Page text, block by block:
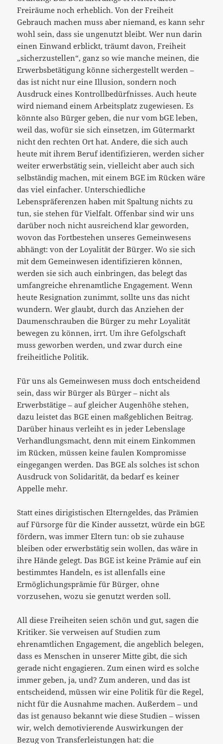
Freiräume noch erheblich. Von der Freiheit
Gebrauch machen muss aber niemand, es kann sehr
wohl sein, dass sie ungenutzt bleibt. Wer nun darin
einen Einwand erblickt, träumt davon, Freiheit
„sicherzustellen“, ganz so wie manche meinen, die
Erwerbsbetätigung könne sichergestellt werden –
das ist nicht nur eine Illusion, sondern noch
Ausdruck eines Kontrollbedürfnisses. Auch heute
wird niemand einem Arbeitsplatz zugewiesen. Es
könnte also Bürger geben, die nur vom bGE leben,
weil das, wofür sie sich einsetzen, im Gütermarkt
nicht den rechten Ort hat. Andere, die sich auch
heute mit ihrem Beruf identifizieren, werden sicher
weiter erwerbstätig sein, vielleicht aber auch sich
selbständig machen, mit einem BGE im Rücken wäre
das viel einfacher. Unterschiedliche
Lebenspräferenzen haben mit Spaltung nichts zu
tun, sie stehen für Vielfalt. Offenbar sind wir uns
darüber noch nicht ausreichend klar geworden,
wovon das Fortbestehen unseres Gemeinwesens
abhängt: von der Loyalität der Bürger. Wo sie sich
mit dem Gemeinwesen identifizieren können,
werden sie sich auch einbringen, das belegt das
umfangreiche ehrenamtliche Engagement. Wenn
heute Resignation zunimmt, sollte uns das nicht
wundern. Wer glaubt, durch das Anziehen der
Daumenschrauben die Bürger zu mehr Loyalität
bewegen zu können, irrt. Um ihre Gefolgschaft
muss geworben werden, und zwar durch eine
freiheitliche Politik.
Für uns als Gemeinwesen muss doch entscheidend
sein, dass wir Bürger als Bürger – nicht als
Erwerbstätige – auf gleicher Augenhöhe stehen,
dazu leistet das BGE einen maßgeblichen Beitrag.
Darüber hinaus verleiht es in jeder Lebenslage
Verhandlungsmacht, denn mit einem Einkommen
im Rücken, müssen keine faulen Kompromisse
eingegangen werden. Das BGE als solches ist schon
Ausdruck von Solidarität, da bedarf es keiner
Appelle mehr.
Statt eines dirigistischen Elterngeldes, das Prämien
auf Fürsorge für die Kinder aussetzt, würde ein bGE
fördern, was immer Eltern tun: ob sie zuhause
bleiben oder erwerbstätig sein wollen, das wäre in
ihre Hände gelegt. Das BGE ist keine Prämie auf ein
bestimmtes Handeln, es ist allenfalls eine
Ermöglichungsprämie für Bürger, ohne
vorzusehen, wozu sie genutzt werden soll.
All diese Freiheiten seien schön und gut, sagen die
Kritiker. Sie verweisen auf Studien zum
ehrenamtlichen Engagement, die angeblich belegen,
dass es Menschen in unserer Mitte gibt, die sich
gerade nicht engagieren. Zum einen wird es solche
immer geben, ja, und? Zum anderen, und das ist
entscheidend, müssen wir eine Politik für die Regel,
nicht für die Ausnahme machen. Außerdem – und
das ist genauso bekannt wie diese Studien – wissen
wir, welch demotivierende Auswirkungen der
Bezug von Transferleistungen hat: die